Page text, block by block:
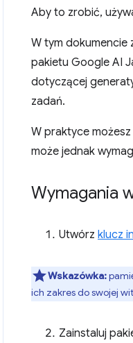
Aby to zrobić,
W tym dokumencie
pakietu Google AI
dotyczącej
zadań.
W praktyce
może jednak
Wymagania
Utwórz klucz
Wskazówka:
ich zakres do swojej
Zainstaluj